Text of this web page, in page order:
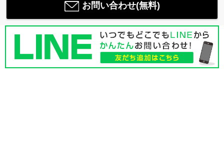
お問い合わせ(無料)